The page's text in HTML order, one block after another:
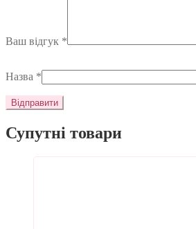
Ваш відгук *
Назва *
Супутні товари